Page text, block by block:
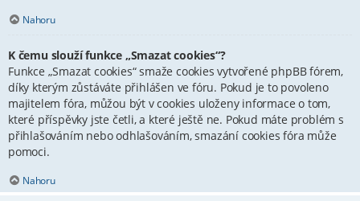
Nahoru
K čemu slouží funkce „Smazat cookies“?
Funkce „Smazat cookies“ smaže cookies vytvořené phpBB fórem,
díky kterým zůstáváte přihlášen ve fóru. Pokud je to povoleno
majitelem fóra, můžou být v cookies uloženy informace o tom,
které příspěvky jste četli, a které ještě ne. Pokud máte problém s
přihlašováním nebo odhlašováním, smazání cookies fóra může
pomoci.
Nahoru